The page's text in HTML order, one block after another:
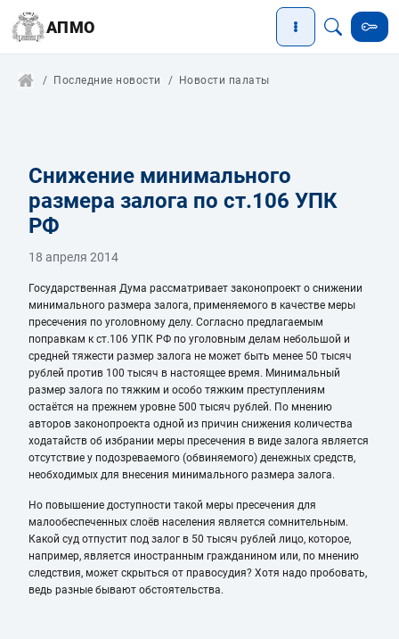
АПМО
Последние новости Новости палаты
Снижение минимального
размера залога по ст.106 УПК
РФ
18 апреля 2014
Государственная Дума рассматривает законопроект о снижении
минимального размера залога, применяемого в качестве меры
пресечения по уголовному делу. Согласно предлагаемым
поправкам к ст.106 УПК РФ по уголовным делам небольшой и
средней тяжести размер залога не может быть менее 50 тысяч
рублей против 100 тысяч в настоящее время. Минимальный
размер залога по тяжким и особо тяжким преступлениям
остаётся на прежнем уровне 500 тысяч рублей. По мнению
авторов законопроекта одной из причин снижения количества
ходатайств об избрании меры пресечения в виде залога является
отсутствие у подозреваемого (обвиняемого) денежных средств,
необходимых для внесения минимального размера залога.
Но повышение доступности такой меры пресечения для
малообеспеченных слоёв населения является сомнительным.
Какой суд отпустит под залог в 50 тысяч рублей лицо, которое,
например, является иностранным гражданином или, по мнению
следствия, может скрыться от правосудия? Хотя надо пробовать,
ведь разные бывают обстоятельства.